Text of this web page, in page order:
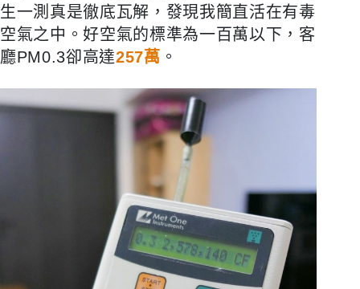
生一測真是徹底瓦解，發現我簡直活在有毒
空氣之中。好空氣的標準為一百萬以下，客
廳PM0.3卻高達257萬 。